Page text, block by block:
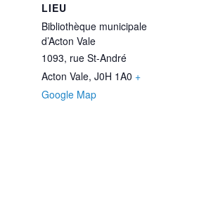
LIEU
Bibliothèque municipale
d’Acton Vale
1093, rue St-André
Acton Vale, J0H 1A0 +
Google Map